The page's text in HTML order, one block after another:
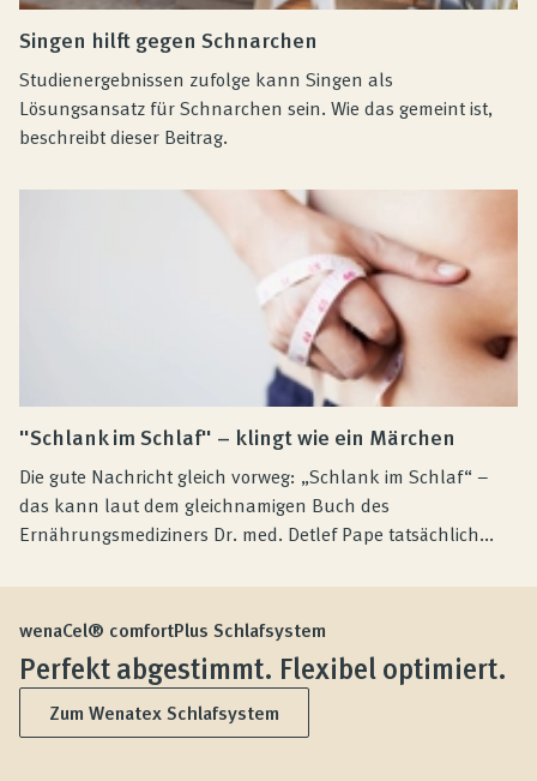
Singen hilft gegen Schnarchen
Studienergebnissen zufolge kann Singen als
Lösungsansatz für Schnarchen sein. Wie das gemeint ist,
beschreibt dieser Beitrag.
"Schlank im Schlaf" – klingt wie ein Märchen
Die gute Nachricht gleich vorweg: „Schlank im Schlaf“ –
das kann laut dem gleichnamigen Buch des
Ernährungsmediziners Dr. med. Detlef Pape tatsächlich...
wenaCel® comfortPlus Schlafsystem
Perfekt abgestimmt. Flexibel optimiert.
Zum Wenatex Schlafsystem